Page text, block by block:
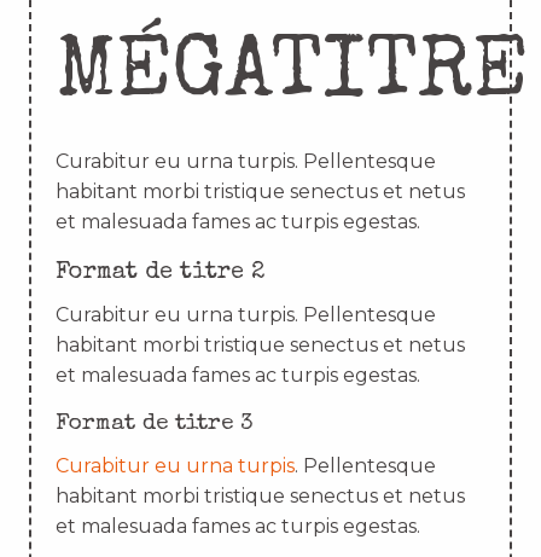
MÉGATITRE
Curabitur eu urna turpis. Pellentesque
habitant morbi tristique senectus et netus
et malesuada fames ac turpis egestas.
Format de titre 2
Curabitur eu urna turpis. Pellentesque
habitant morbi tristique senectus et netus
et malesuada fames ac turpis egestas.
Format de titre 3
Curabitur eu urna turpis. Pellentesque
habitant morbi tristique senectus et netus
et malesuada fames ac turpis egestas.